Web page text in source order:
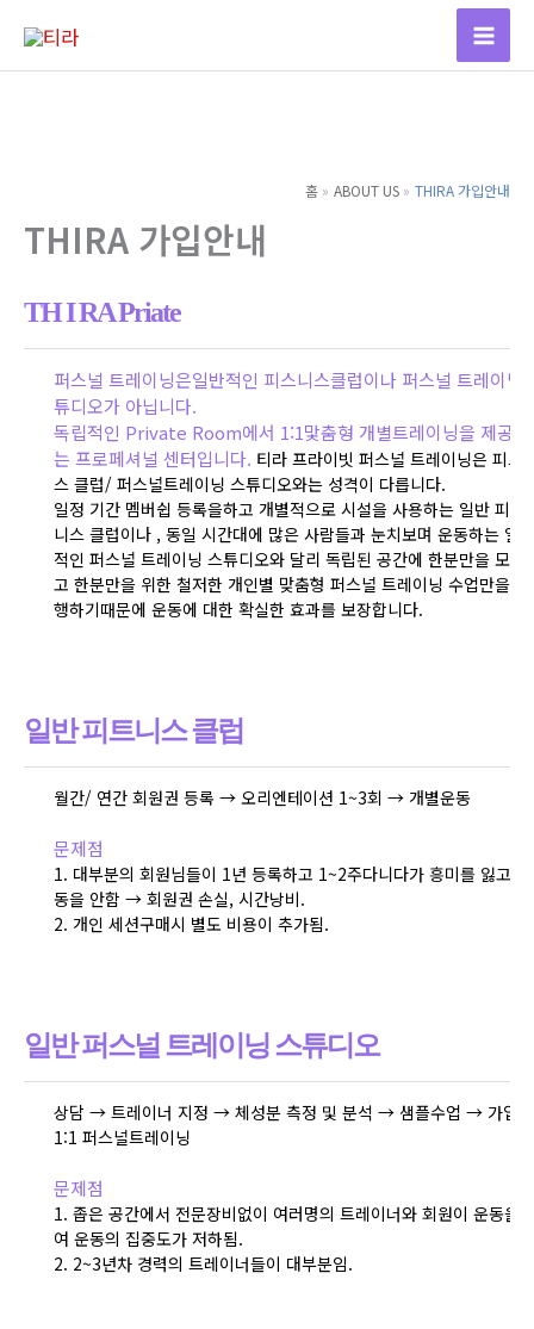
츠
홈 ABOUT US THIRA 가입안내
THIRA 가입안내
TH I RA Priate
퍼스널 트레이닝은일반적인 피스니스클럽이나 퍼스널 트레이닝
튜디오가 아닙니다.
독립적인 Private Room에서 1:1맟춤형 개별트레이닝을 제공하
는 프로페셔널 센터입니다. 티라 프라이빗 퍼스널 트레이닝은 피트
스 클럽/ 퍼스널트레이닝 스튜디오와는 성격이 다릅니다.
일정 기간 멤버쉽 등록을하고 개별적으로 시설을 사용하는 일반 피트
니스 클럽이나 , 동일 시간대에 많은 사람들과 눈치보며 운동하는 일반
적인 퍼스널 트레이닝 스튜디오와 달리 독립된 공간에 한분만을 모시
고 한분만을 위한 철저한 개인별 맞춤형 퍼스널 트레이닝 수업만을 진
행하기때문에 운동에 대한 확실한 효과를 보장합니다.
일반 피트니스 클럽
월간/ 연간 회원권 등록 → 오리엔테이션 1~3회 → 개별운동
문제점
1. 대부분의 회원님들이 1년 등록하고 1~2주다니다가 흥미를 잃고 운
동을 안함 → 회원권 손실, 시간낭비.
2. 개인 세션구매시 별도 비용이 추가됨.
일반 퍼스널 트레이닝 스튜디오
상담 → 트레이너 지정 → 체성분 측정 및 분석 → 샘플수업 → 가입후
1:1 퍼스널트레이닝
문제점
1. 좁은 공간에서 전문장비없이 여러명의 트레이너와 회원이 운동을하
여 운동의 집중도가 저하됨.
2. 2~3년차 경력의 트레이너들이 대부분임.